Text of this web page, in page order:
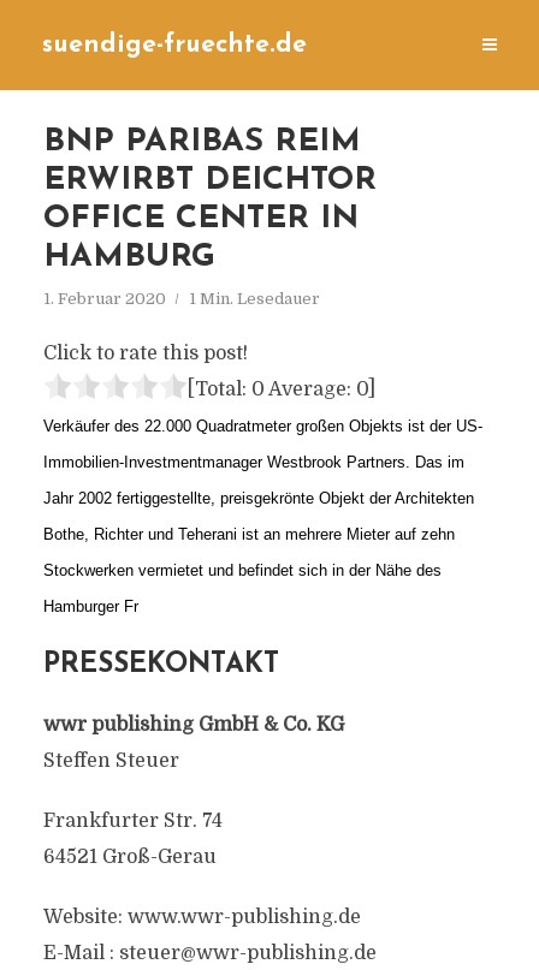
suendige-fruechte.de
BNP PARIBAS REIM
ERWIRBT DEICHTOR
OFFICE CENTER IN
HAMBURG
1. Februar 2020 1 Min. Lesedauer
Click to rate this post!
[Total: 0 Average: 0]
Verkäufer des 22.000 Quadratmeter großen Objekts ist der US-
Immobilien-Investmentmanager Westbrook Partners. Das im
Jahr 2002 fertiggestellte, preisgekrönte Objekt der Architekten
Bothe, Richter und Teherani ist an mehrere Mieter auf zehn
Stockwerken vermietet und befindet sich in der Nähe des
Hamburger Fr
PRESSEKONTAKT
wwr publishing GmbH & Co. KG
Steffen Steuer
Frankfurter Str. 74
64521 Groß-Gerau
Website: www.wwr-publishing.de
E-Mail : steuer@wwr-publishing.de